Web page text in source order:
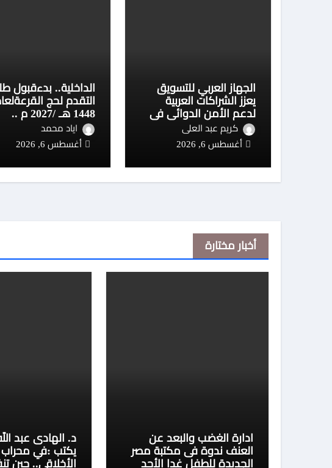
الجهاز العربي للتسويق
يعزز الشراكات العربية
لدعم الأمن الدوائي في
السودانكريم عبد العلى
أغسطس 6, 2026
الداخلية.. بدءقبول
التقدم لحج
1448 هـ /2027 م ..
تفاصيلاياد محمد
أغسطس 6, 2026
أخبار مختارة
ادارة الغضب والبعد عن
العنف ندوة فى مكتبة مصر
الجديدة للطفل غدا الأحد
د. الهادى عبد
يكتب :في محراب
الأخلاقي.. حين